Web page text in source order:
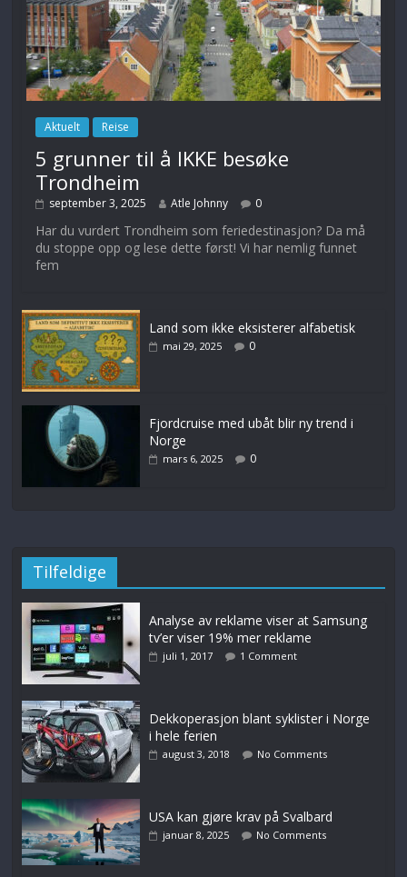
Aktuelt Reise
5 grunner til å IKKE besøke
Trondheim
september 3, 2025 Atle Johnny 0
Har du vurdert Trondheim som feriedestinasjon? Da må
du stoppe opp og lese dette først! Vi har nemlig funnet
fem
Land som ikke eksisterer alfabetisk
mai 29, 2025 0
Fjordcruise med ubåt blir ny trend i
Norge
mars 6, 2025 0
Tilfeldige
Analyse av reklame viser at Samsung
tv’er viser 19% mer reklame
juli 1, 2017 1 Comment
Dekkoperasjon blant syklister i Norge
i hele ferien
august 3, 2018 No Comments
USA kan gjøre krav på Svalbard
januar 8, 2025 No Comments